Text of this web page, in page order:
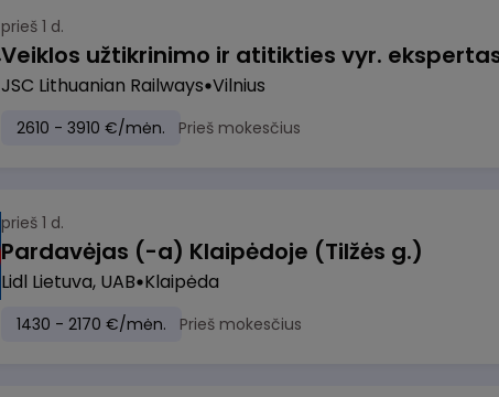
prieš 1 d.
JSC Lithuanian Railways Vilnius
2610 - 3910 €/mėn. Prieš mokesčius
prieš 1 d.
Pardavėjas (-a) Klaipėdoje (Tilžės g.)
Lidl Lietuva, UAB Klaipėda
1430 - 2170 €/mėn. Prieš mokesčius